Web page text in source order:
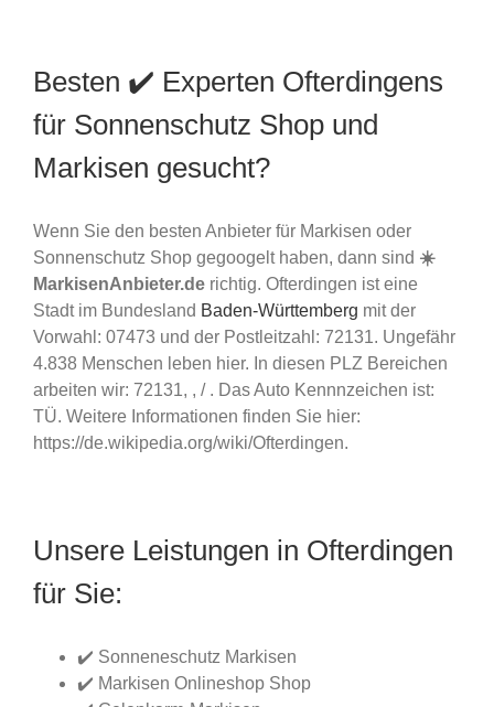
Besten ✔️ Experten Ofterdingens
für Sonnenschutz Shop und
Markisen gesucht?
Wenn Sie den besten Anbieter für Markisen oder
Sonnenschutz Shop gegoogelt haben, dann sind ☀️
MarkisenAnbieter.de richtig. Ofterdingen ist eine
Stadt im Bundesland Baden-Württemberg mit der
Vorwahl: 07473 und der Postleitzahl: 72131. Ungefähr
4.838 Menschen leben hier. In diesen PLZ Bereichen
arbeiten wir: 72131, , / . Das Auto Kennnzeichen ist:
TÜ. Weitere Informationen finden Sie hier:
https://de.wikipedia.org/wiki/Ofterdingen.
Unsere Leistungen in Ofterdingen
für Sie:
✔️ Sonneneschutz Markisen
✔️ Markisen Onlineshop Shop